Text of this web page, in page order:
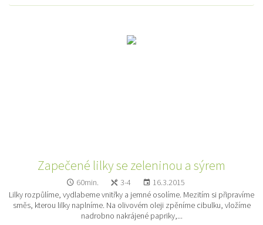
Zapečené lilky se zeleninou a sýrem
60min. 3-4
16.3.2015
Lilky rozpůlíme, vydlabeme vnitřky a jemné osolíme. Mezitím si připravíme
směs, kterou lilky naplníme. Na olivovém oleji zpěníme cibulku, vložíme
nadrobno nakrájené papriky,...